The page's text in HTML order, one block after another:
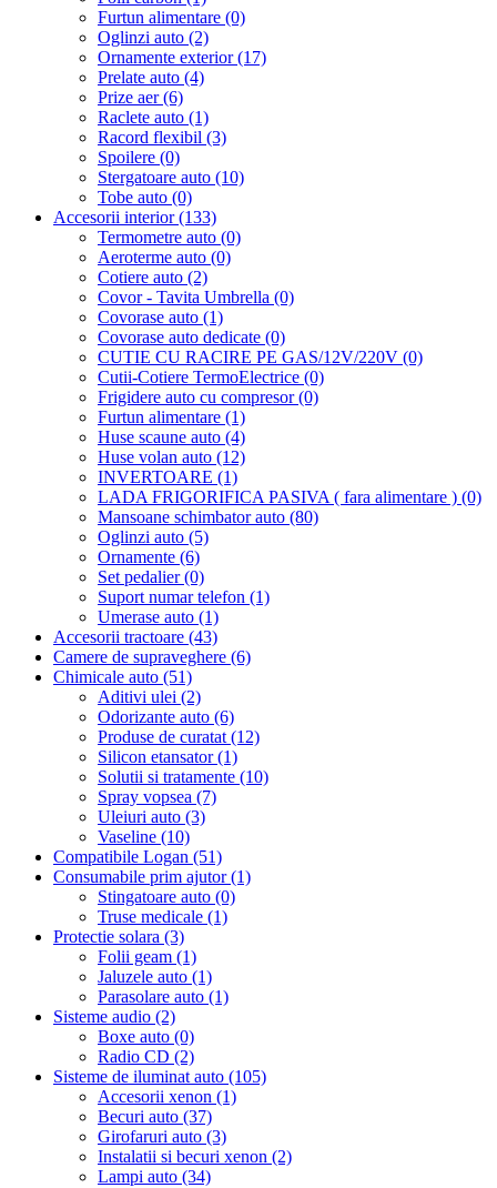
Furtun alimentare (0)
Oglinzi auto (2)
Ornamente exterior (17)
Prelate auto (4)
Prize aer (6)
Raclete auto (1)
Racord flexibil (3)
Spoilere (0)
Stergatoare auto (10)
Tobe auto (0)
Accesorii interior (133)
Termometre auto (0)
Aeroterme auto (0)
Cotiere auto (2)
Covor - Tavita Umbrella (0)
Covorase auto (1)
Covorase auto dedicate (0)
CUTIE CU RACIRE PE GAS/12V/220V (0)
Cutii-Cotiere TermoElectrice (0)
Frigidere auto cu compresor (0)
Furtun alimentare (1)
Huse scaune auto (4)
Huse volan auto (12)
INVERTOARE (1)
LADA FRIGORIFICA PASIVA ( fara alimentare ) (0)
Mansoane schimbator auto (80)
Oglinzi auto (5)
Ornamente (6)
Set pedalier (0)
Suport numar telefon (1)
Umerase auto (1)
Accesorii tractoare (43)
Camere de supraveghere (6)
Chimicale auto (51)
Aditivi ulei (2)
Odorizante auto (6)
Produse de curatat (12)
Silicon etansator (1)
Solutii si tratamente (10)
Spray vopsea (7)
Uleiuri auto (3)
Vaseline (10)
Compatibile Logan (51)
Consumabile prim ajutor (1)
Stingatoare auto (0)
Truse medicale (1)
Protectie solara (3)
Folii geam (1)
Jaluzele auto (1)
Parasolare auto (1)
Sisteme audio (2)
Boxe auto (0)
Radio CD (2)
Sisteme de iluminat auto (105)
Accesorii xenon (1)
Becuri auto (37)
Girofaruri auto (3)
Instalatii si becuri xenon (2)
Lampi auto (34)